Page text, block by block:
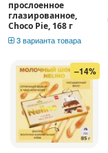
прослоенное
глазированное,
Choco Pie, 168 г
3 варианта товара
–14%